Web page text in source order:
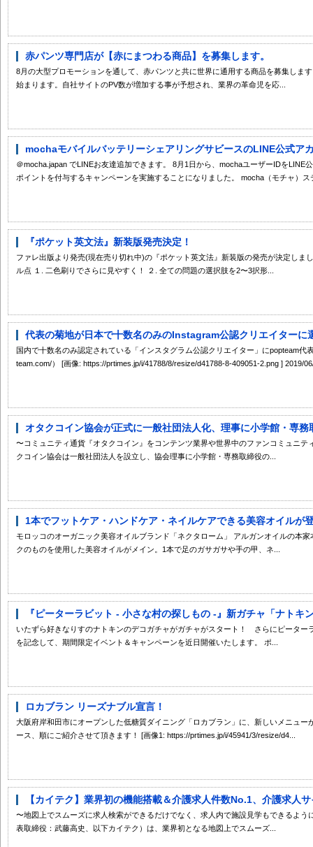
赤パンツ専門店が【赤にまつわる商品】を募集します。
8月の大型プロモーションを通して、赤パンツと共に世界に通用する商品を募集しま
始まります。自社サイトのPV数が増加する事が予想され、業界の革命児を応...
mochaモバイルバッテリーシェアリングサビースのLINE公式ア
＠mocha.japan でLINEお友達追加できます。 8月1日から、mochaユーザーIDをLINE
ポイントを付与するキャンペーンを実施することになりました。 mocha（モチャ）ス
『ポケット英文法』新装版発売決定！
ファレ出版より発売(現在売り切れ中)の『ポケット英文法』新装版の発売が決定しま
ル点 １. 二色刷りでさらに見やすく！ ２. 全ての問題の選択肢を2〜3択形...
代表の菊地が日本で十数名のみのInstagram公認クリエイターに
国内で十数名のみ認定されている「インスタグラム公認クリエイター」にpopteam代
team.com/） [画像: https://prtimes.jp/i/41788/8/resize/d41788-8-409051-2.png ] 2019/
オタクコイン協会が正式に一般社団法人化、理事に小学館・専務
〜コミュニティ通貨『オタクコイン』をコンテンツ業界や世界中のファンコミュニ
クコイン協会は一般社団法人を設立し、協会理事に小学館・専務取締役の...
1本でフットケア・ハンドケア・ネイルケアできる美容オイルが
モロッコのオーガニック美容オイルブランド「ネクタローム」 アルガンオイルの本
クのものを使用した美容オイルがメイン。1本で足のガサガサや手の甲、ネ...
『ピーターラビット - 小さな村の探しもの -』新ガチャ「ナトキ
いたずら好きなりすのナトキンのデコガチャがガチャがスタート！ さらにピーター
を記念して、期間限定イベント＆キャンペーンを近日開催いたします。 ポ...
ロカブラン リーズナブル宣言！
大阪府岸和田市にオープンした低糖質ダイニング「ロカブラン」に、新しいメニュ
ース、順にご紹介させて頂きます！ [画像1: https://prtimes.jp/i/45941/3/resize/d4...
【カイテク】業界初の機能搭載＆介護求人件数No.1、介護求人
〜地図上でスムーズに求人検索ができるだけでなく、求人内で施設見学もできるよ
表取締役：武藤高史、以下カイテク）は、業界初となる地図上でスムーズ...